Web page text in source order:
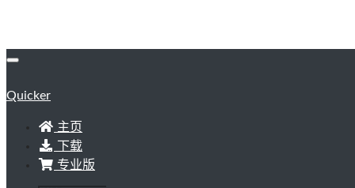
Quicker
主页
下载
专业版